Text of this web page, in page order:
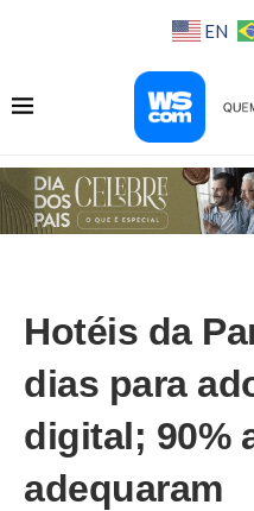
EN
Hotéis da
dias para
digital; 90%
adequaram